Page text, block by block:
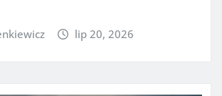
lip 20, 2026